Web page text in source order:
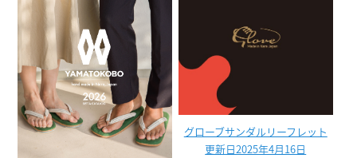
グローブサンダルリーフレット
更新日2025年4月16日